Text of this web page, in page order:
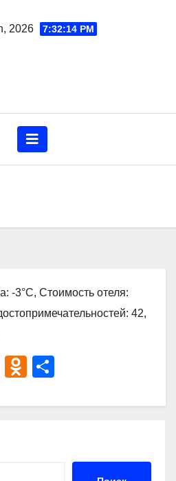
2026 7:32:15 PM
-3°C, Стоимость отеля:
42,
Vi
er
O
n
р